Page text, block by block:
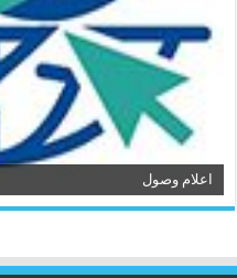
اعلام وصول